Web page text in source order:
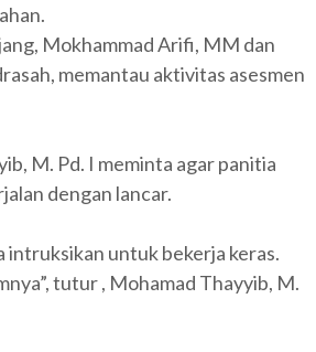
Mokhammad Arifi, MM dan
memantau aktivitas asesmen
M. Pd. I meminta agar panitia
dengan lancar.
intruksikan untuk bekerja keras.
tutur , Mohamad Thayyib, M.